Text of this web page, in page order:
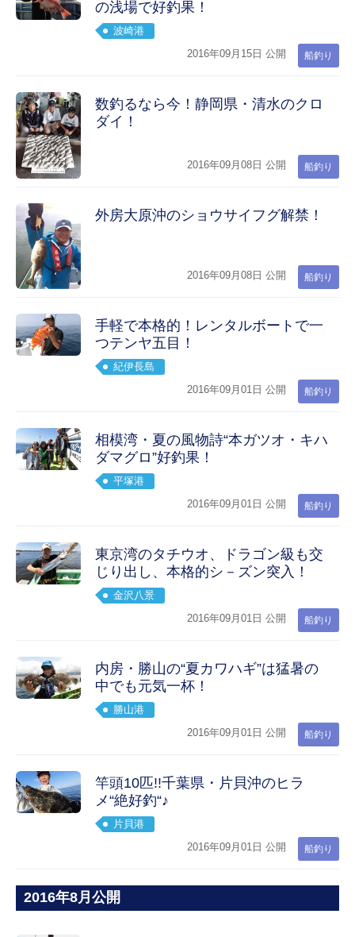
の浅場で好釣果！
波崎港
船釣り
2016年09月15日 公開
数釣るなら今！静岡県・清水のクロ
ダイ！
船釣り
2016年09月08日 公開
外房大原沖のショウサイフグ解禁！
船釣り
2016年09月08日 公開
手軽で本格的！レンタルボートで一
つテンヤ五目！
紀伊長島
船釣り
2016年09月01日 公開
相模湾・夏の風物詩“本ガツオ・キハ
ダマグロ”好釣果！
平塚港
船釣り
2016年09月01日 公開
東京湾のタチウオ、ドラゴン級も交
じり出し、本格的シ－ズン突入！
金沢八景
船釣り
2016年09月01日 公開
内房・勝山の“夏カワハギ”は猛暑の
中でも元気一杯！
勝山港
船釣り
2016年09月01日 公開
竿頭10匹!!千葉県・片貝沖のヒラ
メ“絶好釣“♪
片貝港
船釣り
2016年09月01日 公開
2016年8月公開